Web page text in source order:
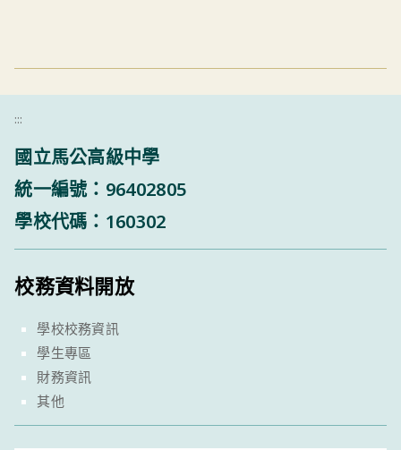
:::
國立馬公高級中學
統一編號：96402805
學校代碼：160302
校務資料開放
學校校務資訊
學生專區
財務資訊
其他